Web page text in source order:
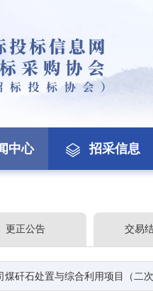
中心 招采信息
更正公告 交易
煤矸石处置与综合利用项目（二